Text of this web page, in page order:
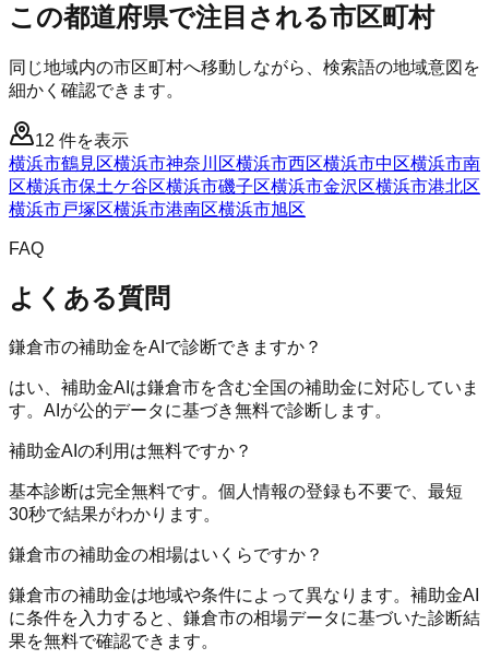
この都道府県で注目される市区町村
同じ地域内の市区町村へ移動しながら、検索語の地域意図を
細かく確認できます。
12 件を表示
横浜市鶴見区横浜市神奈川区横浜市西区横浜市中区横浜市南
区横浜市保土ケ谷区横浜市磯子区横浜市金沢区横浜市港北区
横浜市戸塚区横浜市港南区横浜市旭区
FAQ
よくある質問
鎌倉市の補助金をAIで診断できますか？
はい、補助金AIは鎌倉市を含む全国の補助金に対応していま
す。AIが公的データに基づき無料で診断します。
補助金AIの利用は無料ですか？
基本診断は完全無料です。個人情報の登録も不要で、最短
30秒で結果がわかります。
鎌倉市の補助金の相場はいくらですか？
鎌倉市の補助金は地域や条件によって異なります。補助金AI
に条件を入力すると、鎌倉市の相場データに基づいた診断結
果を無料で確認できます。